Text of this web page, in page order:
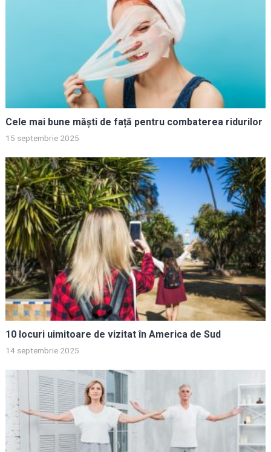
Cele mai bune măști de față pentru combaterea ridurilor
15 septembrie 2025
10 locuri uimitoare de vizitat în America de Sud
14 septembrie 2025